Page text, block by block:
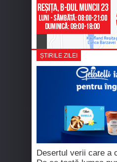
ȘTIRILE ZILEI
Desertul verii care a